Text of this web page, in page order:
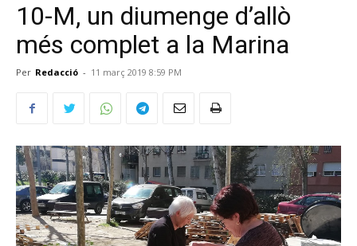
10-M, un diumenge d’allò
més complet a la Marina
Per Redacció - 11 març 2019 8:59 PM